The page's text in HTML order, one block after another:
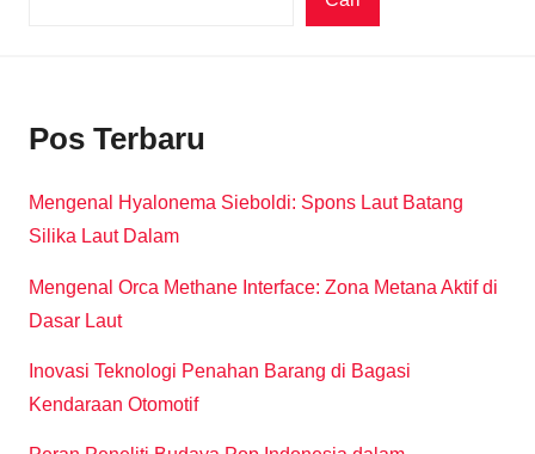
Pos Terbaru
Mengenal Hyalonema Sieboldi: Spons Laut Batang
Silika Laut Dalam
Mengenal Orca Methane Interface: Zona Metana Aktif di
Dasar Laut
Inovasi Teknologi Penahan Barang di Bagasi
Kendaraan Otomotif